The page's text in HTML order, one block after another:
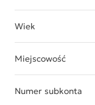
Wiek
Miejscowość
Numer subkonta